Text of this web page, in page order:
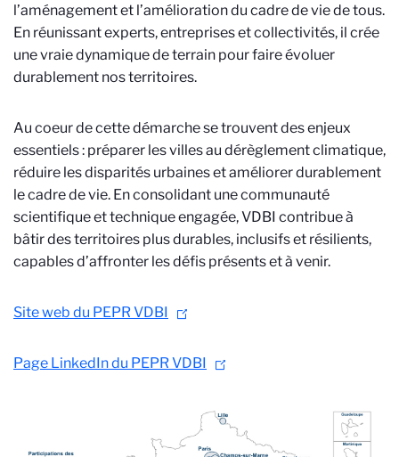
l’aménagement et l’amélioration du cadre de vie de tous.
En réunissant experts, entreprises et collectivités, il crée
une vraie dynamique de terrain pour faire évoluer
durablement nos territoires.
Au coeur de cette démarche se trouvent des enjeux
essentiels : préparer les villes au dérèglement climatique,
réduire les disparités urbaines et améliorer durablement
le cadre de vie. En consolidant une communauté
scientifique et technique engagée, VDBI contribue à
bâtir des territoires plus durables, inclusifs et résilients,
capables d’affronter les défis présents et à venir.
Site web du PEPR VDBI
Page LinkedIn du PEPR VDBI